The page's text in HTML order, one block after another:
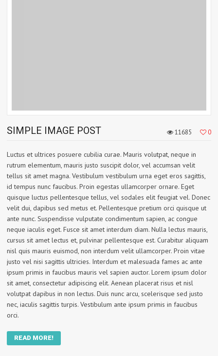
SIMPLE IMAGE POST 11685 0
Luctus et ultrices posuere cubilia curae. Mauris volutpat, neque in
rutrum elementum, mauris justo suscipit dolor, vel accumsan velit
tellus sit amet magna. Vestibulum vestibulum urna eget eros sagittis,
id tempus nunc faucibus. Proin egestas ullamcorper ornare. Eget
quisque luctus pellentesque tellus, vel sodales elit feugiat vel. Donec
velit dui, dapibus sed metus et. Pellentesque pretium orci quisque ut
ante nunc. Suspendisse vulputate condimentum sapien, ac congue
neque iaculis eget. Fusce sit amet interdum diam. Nulla lectus mauris,
cursus sit amet lectus et, pulvinar pellentesque est. Curabitur aliquam
nisl quis mauris euismod, non interdum velit ullamcorper. Proin vitae
justo vel nisi sagittis ultricies. Interdum et malesuada fames ac ante
ipsum primis in faucibus mauris vel sapien auctor. Lorem ipsum dolor
sit amet, consectetur adipiscing elit. Aenean placerat risus et nisl
volutpat dapibus in non lectus. Duis nunc arcu, scelerisque sed justo
nec, iaculis sagittis turpis. Vestibulum ante ipsum primis in faucibus
orci.
READ MORE!